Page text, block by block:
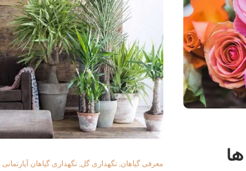
معرفی گیاهان, نگهداری گل, نگهداری گیاهان آپارتمانی